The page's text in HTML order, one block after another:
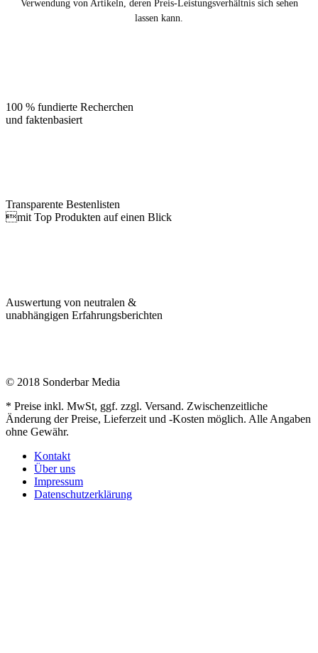
Verwendung von Artikeln, deren Preis-Leistungsverhältnis sich sehen
lassen kann.
100 % fundierte Recherchen
und faktenbasiert
Transparente Bestenlisten
mit Top Produkten auf einen Blick
Auswertung von neutralen &
unabhängigen Erfahrungsberichten
© 2018 Sonderbar Media
* Preise inkl. MwSt, ggf. zzgl. Versand. Zwischenzeitliche
Änderung der Preise, Lieferzeit und -Kosten möglich. Alle Angaben
ohne Gewähr.
Kontakt
Über uns
Impressum
Datenschutzerklärung